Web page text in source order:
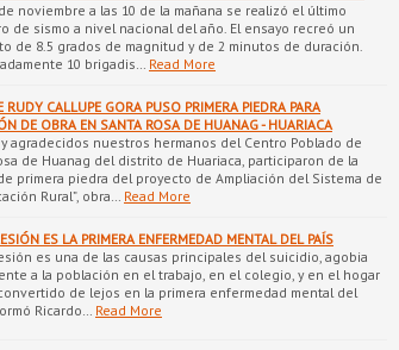
noviembre a las 10 de la mañana se realizó el último
de sismo a nivel nacional del año. El ensayo recreó un
de 8.5 grados de magnitud y de 2 minutos de duración.
10 brigadis…
Read More
RUDY CALLUPE GORA PUSO PRIMERA PIEDRA PARA
DE OBRA EN SANTA ROSA DE HUANAG - HUARIACA
agradecidos nuestros hermanos del Centro Poblado de
de Huanag del distrito de Huariaca, participaron de la
primera piedra del proyecto de Ampliación del Sistema de
Rural”, obra…
Read More
ES LA PRIMERA ENFERMEDAD MENTAL DEL PAÍS
es una de las causas principales del suicidio, agobia
a la población en el trabajo, en el colegio, y en el hogar
de lejos en la primera enfermedad mental del
Ricardo…
Read More